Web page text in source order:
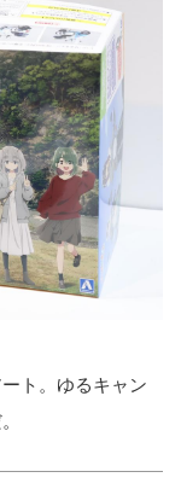
ト。ゆるキャン